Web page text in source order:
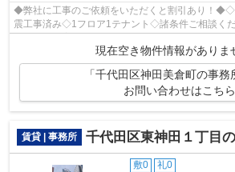
◆弊社に工事のご依頼をいただくと割引あり！
震工事済み◇1フロア1テナント◇諸条件ご相談く
現在空き物件情報がありま
「千代田区神田美倉町の事務
お問い合わせはこちら
賃貸 | 事務所 千代田区東神田１丁目
敷0 礼0